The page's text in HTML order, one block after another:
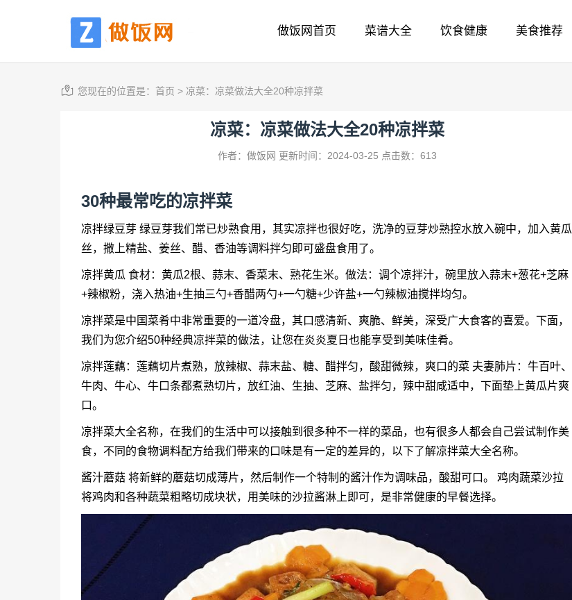
做饭网首页 菜谱大全 饮食健康 美食推荐
您现在的位置是： 首页 > 凉菜：凉菜做法大全20种凉拌菜
凉菜：凉菜做法大全20种凉拌菜
作者：做饭网 更新时间：2024-03-25 点击数：613
30种最常吃的凉拌菜
凉拌绿豆芽 绿豆芽我们常已炒熟食用，其实凉拌也很好吃，洗净的豆芽炒熟控水放入碗中，加入黄瓜
丝，撒上精盐、姜丝、醋、香油等调料拌匀即可盛盘食用了。
凉拌黄瓜 食材：黄瓜2根、蒜末、香菜末、熟花生米。做法：调个凉拌汁，碗里放入蒜末+葱花+芝麻
+辣椒粉，浇入热油+生抽三勺+香醋两勺+一勺糖+少许盐+一勺辣椒油搅拌均匀。
凉拌菜是中国菜肴中非常重要的一道冷盘，其口感清新、爽脆、鲜美，深受广大食客的喜爱。下面，
我们为您介绍50种经典凉拌菜的做法，让您在炎炎夏日也能享受到美味佳肴。
凉拌莲藕：莲藕切片煮熟，放辣椒、蒜末盐、糖、醋拌匀，酸甜微辣，爽口的菜 夫妻肺片：牛百叶、
牛肉、牛心、牛口条都煮熟切片，放红油、生抽、芝麻、盐拌匀，辣中甜咸适中，下面垫上黄瓜片爽
口。
凉拌菜大全名称，在我们的生活中可以接触到很多种不一样的菜品，也有很多人都会自己尝试制作美
食，不同的食物调料配方给我们带来的口味是有一定的差异的，以下了解凉拌菜大全名称。
酱汁蘑菇 将新鲜的蘑菇切成薄片，然后制作一个特制的酱汁作为调味品，酸甜可口。 鸡肉蔬菜沙拉
将鸡肉和各种蔬菜粗略切成块状，用美味的沙拉酱淋上即可，是非常健康的早餐选择。